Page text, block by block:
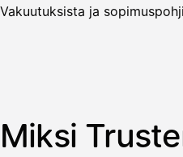
Vakuutuksista ja
Kuvitus: käyttäjä luo laskun
Miksi